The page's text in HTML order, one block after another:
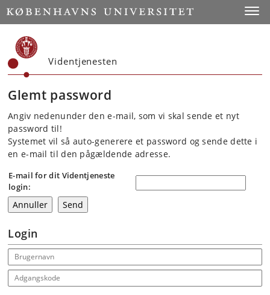
Start
Videntjenesten
Glemt password
Angiv nedenunder den e-mail, som vi skal sende et nyt
password til!
Systemet vil så auto-generere et password og sende dette i
en e-mail til den pågældende adresse.
E-mail for dit Videntjeneste
login:
Login
Email address
Adgangskode